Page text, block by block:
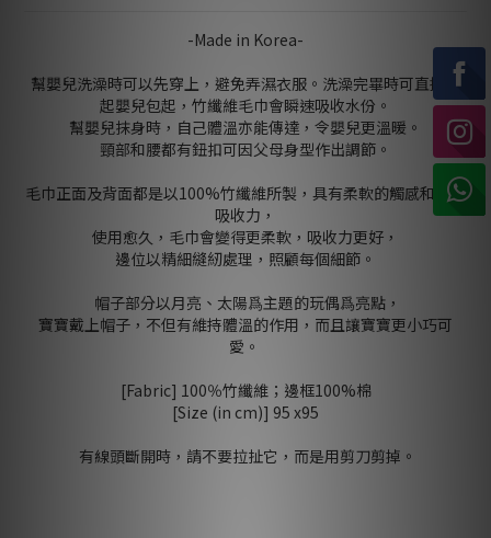
-Made in Korea-
幫嬰兒洗澡時可以先穿上，避免弄濕衣服。洗澡完畢時可直接抱
起嬰兒包起，竹纖維毛巾會瞬速吸收水份。
幫嬰兒抹身時，自己體溫亦能傳達，令嬰兒更溫暖。
頸部和腰都有鈕扣可因父母身型作出調節。
毛巾正面及背面都是以100%竹纖維所製，具有柔軟的觸感和極高
吸收力，
使用愈久，毛巾會變得更柔軟，吸收力更好，
邊位以精細縫紉處理，照顧每個細節。
帽子部分以月亮、太陽爲主題的玩偶爲亮點，
寶寶戴上帽子，不但有維持體溫的作用，而且讓寶寶更小巧可
愛。
[Fabric] 100％竹纖維；邊框100%棉
[Size (in cm)] 95 x95
有線頭斷開時，請不要拉扯它，而是用剪刀剪掉。